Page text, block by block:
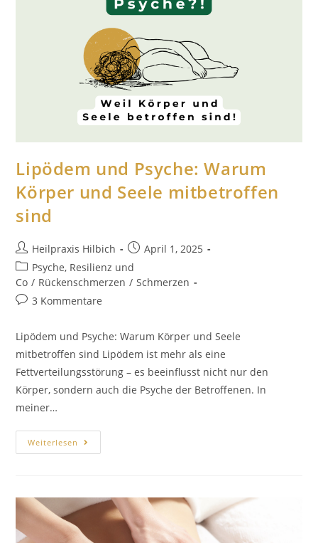
Lipödem und Psyche: Warum
Körper und Seele mitbetroffen
sind
Heilpraxis Hilbich
April 1, 2025
Psyche, Resilienz und
Co / Rückenschmerzen / Schmerzen
3 Kommentare
Lipödem und Psyche: Warum Körper und Seele
mitbetroffen sind Lipödem ist mehr als eine
Fettverteilungsstörung – es beeinflusst nicht nur den
Körper, sondern auch die Psyche der Betroffenen. In
meiner…
Weiterlesen